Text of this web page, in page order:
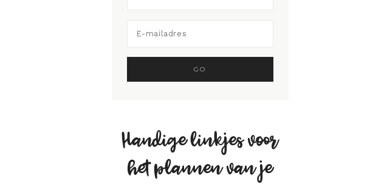
Handige linkjes voor
het plannen van je